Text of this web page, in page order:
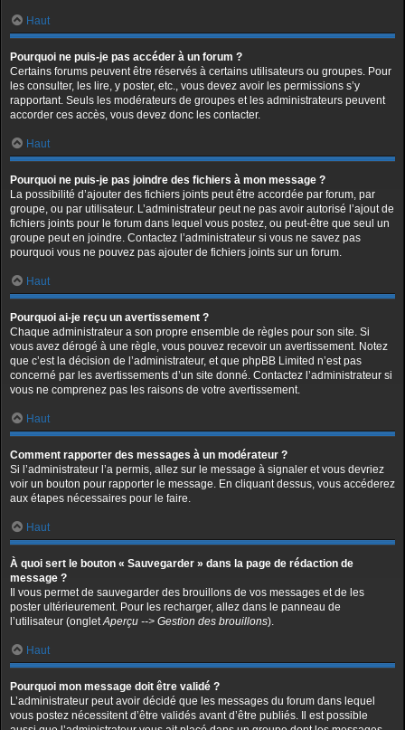
Haut
Pourquoi ne puis-je pas accéder à un forum ?
Certains forums peuvent être réservés à certains utilisateurs ou groupes. Pour
les consulter, les lire, y poster, etc., vous devez avoir les permissions s’y
rapportant. Seuls les modérateurs de groupes et les administrateurs peuvent
accorder ces accès, vous devez donc les contacter.
Haut
Pourquoi ne puis-je pas joindre des fichiers à mon message ?
La possibilité d’ajouter des fichiers joints peut être accordée par forum, par
groupe, ou par utilisateur. L’administrateur peut ne pas avoir autorisé l’ajout de
fichiers joints pour le forum dans lequel vous postez, ou peut-être que seul un
groupe peut en joindre. Contactez l’administrateur si vous ne savez pas
pourquoi vous ne pouvez pas ajouter de fichiers joints sur un forum.
Haut
Pourquoi ai-je reçu un avertissement ?
Chaque administrateur a son propre ensemble de règles pour son site. Si
vous avez dérogé à une règle, vous pouvez recevoir un avertissement. Notez
que c’est la décision de l’administrateur, et que phpBB Limited n’est pas
concerné par les avertissements d’un site donné. Contactez l’administrateur si
vous ne comprenez pas les raisons de votre avertissement.
Haut
Comment rapporter des messages à un modérateur ?
Si l’administrateur l’a permis, allez sur le message à signaler et vous devriez
voir un bouton pour rapporter le message. En cliquant dessus, vous accéderez
aux étapes nécessaires pour le faire.
Haut
À quoi sert le bouton « Sauvegarder » dans la page de rédaction de
message ?
Il vous permet de sauvegarder des brouillons de vos messages et de les
poster ultérieurement. Pour les recharger, allez dans le panneau de
l’utilisateur (ongletAperçu --> Gestion des brouillons).
Haut
Pourquoi mon message doit être validé ?
L’administrateur peut avoir décidé que les messages du forum dans lequel
vous postez nécessitent d’être validés avant d’être publiés. Il est possible